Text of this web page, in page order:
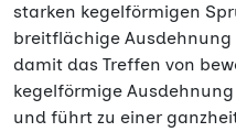
starken kegelförmigen
breitflächige Ausdehnung
damit das Treffen von
kegelförmige
und führt zu einer